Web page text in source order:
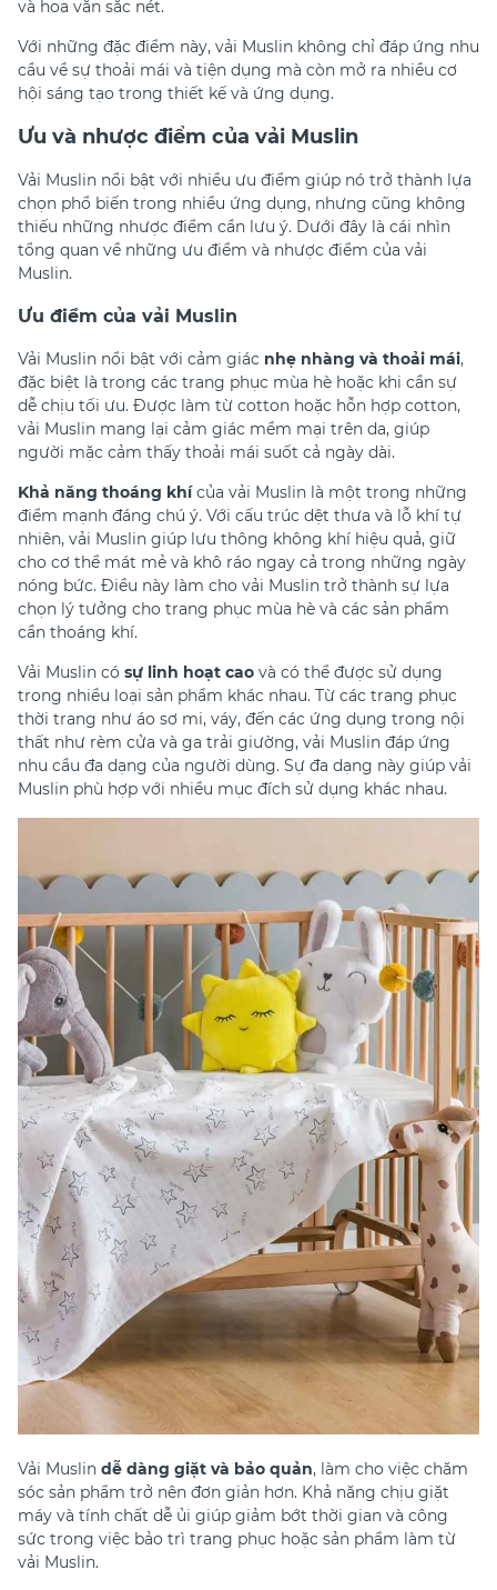
và hoa văn sắc nét.
Với những đặc điểm này, vải Muslin không chỉ đáp ứng nhu
cầu về sự thoải mái và tiện dụng mà còn mở ra nhiều cơ
hội sáng tạo trong thiết kế và ứng dụng.
Ưu và nhược điểm của vải Muslin
Vải Muslin nổi bật với nhiều ưu điểm giúp nó trở thành lựa
chọn phổ biến trong nhiều ứng dụng, nhưng cũng không
thiếu những nhược điểm cần lưu ý. Dưới đây là cái nhìn
tổng quan về những ưu điểm và nhược điểm của vải
Muslin.
Ưu điểm của vải Muslin
Vải Muslin nổi bật với cảm giác nhẹ nhàng và thoải mái,
đặc biệt là trong các trang phục mùa hè hoặc khi cần sự
dễ chịu tối ưu. Được làm từ cotton hoặc hỗn hợp cotton,
vải Muslin mang lại cảm giác mềm mại trên da, giúp
người mặc cảm thấy thoải mái suốt cả ngày dài.
Khả năng thoáng khícủa vải Muslin là một trong những
điểm mạnh đáng chú ý. Với cấu trúc dệt thưa và lỗ khí tự
nhiên, vải Muslin giúp lưu thông không khí hiệu quả, giữ
cho cơ thể mát mẻ và khô ráo ngay cả trong những ngày
nóng bức. Điều này làm cho vải Muslin trở thành sự lựa
chọn lý tưởng cho trang phục mùa hè và các sản phẩm
cần thoáng khí.
Vải Muslin có sự linh hoạt cao và có thể được sử dụng
trong nhiều loại sản phẩm khác nhau. Từ các trang phục
thời trang như áo sơ mi, váy, đến các ứng dụng trong nội
thất như rèm cửa và ga trải giường, vải Muslin đáp ứng
nhu cầu đa dạng của người dùng. Sự đa dạng này giúp vải
Muslin phù hợp với nhiều mục đích sử dụng khác nhau.
Vải Muslin dễ dàng giặt và bảo quản, làm cho việc chăm
sóc sản phẩm trở nên đơn giản hơn. Khả năng chịu giặt
máy và tính chất dễ ủi giúp giảm bớt thời gian và công
sức trong việc bảo trì trang phục hoặc sản phẩm làm từ
vải Muslin.